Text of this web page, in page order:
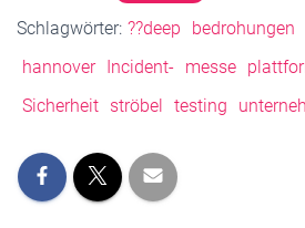
Schlagwörter: ??deep bedrohungen
hannover
Incident- messe
Sicherheit ströbel testing